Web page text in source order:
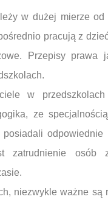
w dużej mierze
pracują z
Przepisy prawa
w
ze
zatrudnienie
niezwykle ważne